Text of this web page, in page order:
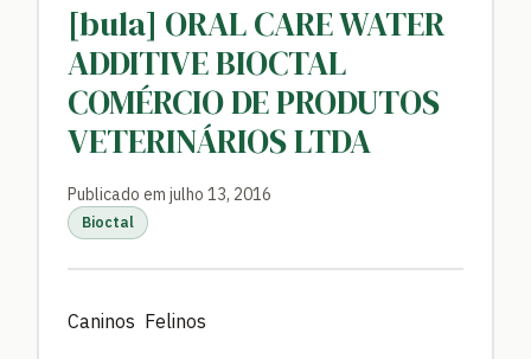
[bula] ORAL CARE WATER
ADDITIVE BIOCTAL
COMÉRCIO DE PRODUTOS
VETERINÁRIOS LTDA
Publicado em julho 13, 2016
Bioctal
Caninos Felinos